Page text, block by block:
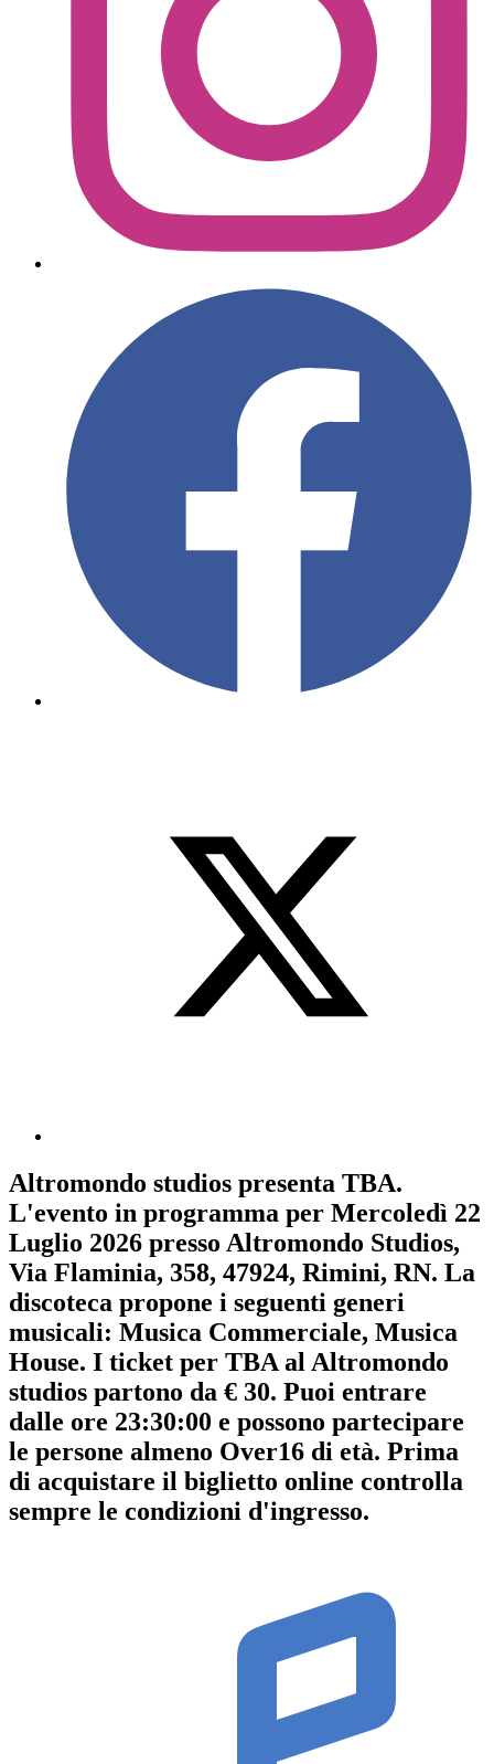
Altromondo studios presenta TBA.
L'evento in programma per Mercoledì 22
Luglio 2026 presso Altromondo Studios,
Via Flaminia, 358, 47924, Rimini, RN. La
discoteca propone i seguenti generi
musicali: Musica Commerciale, Musica
House. I ticket per TBA al Altromondo
studios partono da € 30. Puoi entrare
dalle ore 23:30:00 e possono partecipare
le persone almeno Over16 di età. Prima
di acquistare il biglietto online controlla
sempre le condizioni d'ingresso.